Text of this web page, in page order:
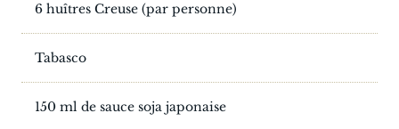
6 huîtres Creuse (par personne)
Tabasco
150 ml de sauce soja japonaise